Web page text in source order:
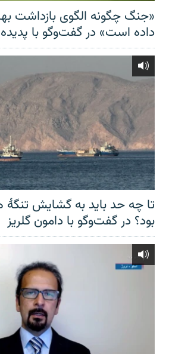
«جنگ چگونه الگوی بازداشت
داده است» در گفت‌وگو با پدیده
تا چه حد باید به گشایش
بود؟ در گفت‌وگو با دامون گلریز